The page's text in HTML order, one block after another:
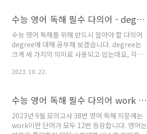
듣고 따라 하면서 의미를 익혀보시기 바랍니다.
수능 영어 필수 다의어 55개 총정리 단어장 다운
받기 영상에 나오는 단어를 한 장으로 정리했습
니다.
수능 영어 독해 필수 다의어 - degree
수능 영어 독해를 위해 반드시 알아야 할 다의어
degree에 대해 공부해 보겠습니다. degree는
크게 세 가지의 의미로 사용되고 있는데요, 각각
통해 살펴보도록 하겠습니다. degree가 '정
시험에서는 주로 "정도"의 의미로 사용되는 경우
가 많습니다. 아래는 그런 의미에서의 예문 네 가
지와 각각의 해석입니다. The degree of
pollution in the river has reached
2023. 10. 22.
수능 영어 독해 필수 다의어 work - 2023년 9월 고1 모의고사 38번
2023년 9월 모의고사 38번 영어 독해 지문에는
work이란 단어가 모두 12번 등장합니다. 영어는